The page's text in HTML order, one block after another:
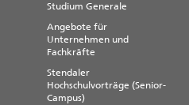
Studium Generale
Angebote für
Unternehmen und
Fachkräfte
Stendaler
Hochschulvorträge (Senior-
Campus)